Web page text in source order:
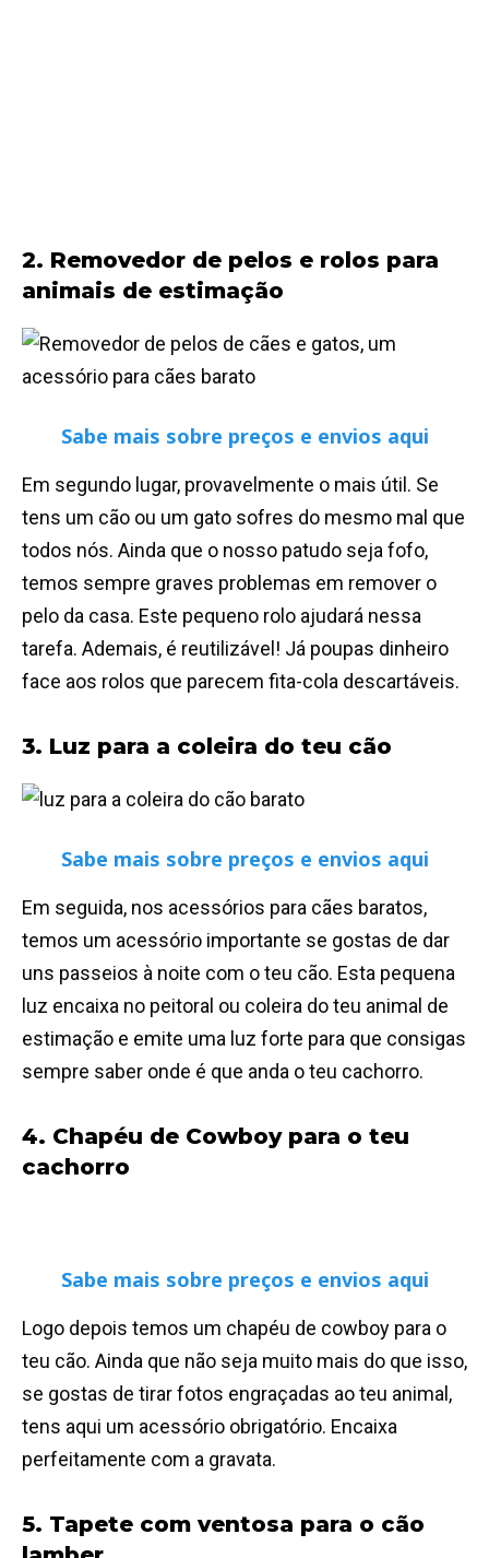
2. Removedor de pelos e rolos para
animais de estimação
Sabe mais sobre preços e envios aqui
Em segundo lugar, provavelmente o mais útil. Se
tens um cão ou um gato sofres do mesmo mal que
todos nós. Ainda que o nosso patudo seja fofo,
temos sempre graves problemas em remover o
pelo da casa. Este pequeno rolo ajudará nessa
tarefa. Ademais, é reutilizável! Já poupas dinheiro
face aos rolos que parecem fita-cola descartáveis.
3. Luz para a coleira do teu cão
Sabe mais sobre preços e envios aqui
Em seguida, nos acessórios para cães baratos,
temos um acessório importante se gostas de dar
uns passeios à noite com o teu cão. Esta pequena
luz encaixa no peitoral ou coleira do teu animal de
estimação e emite uma luz forte para que consigas
sempre saber onde é que anda o teu cachorro.
4. Chapéu de Cowboy para o teu
cachorro
Sabe mais sobre preços e envios aqui
Logo depois temos um chapéu de cowboy para o
teu cão. Ainda que não seja muito mais do que isso,
se gostas de tirar fotos engraçadas ao teu animal,
tens aqui um acessório obrigatório. Encaixa
perfeitamente com a gravata.
5. Tapete com ventosa para o cão